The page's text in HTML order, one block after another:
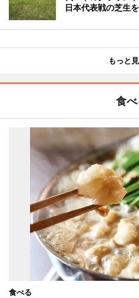
日本代表戦の芝生
もっと
食べ
食べる